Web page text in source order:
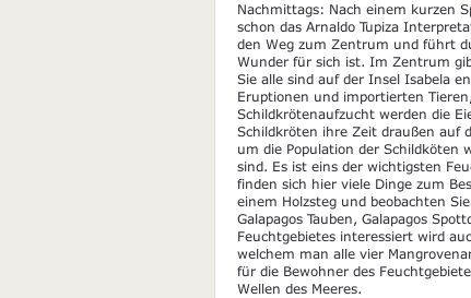
Nachmittags: Nach einem kurzen
schon das Arnaldo Tupiza
den Weg zum Zentrum und führt
Wunder für sich ist. Im Zentrum
Sie alle sind auf der Insel Isabela
Eruptionen und importierten
Schildkrötenaufzucht werden die
Schildkröten ihre Zeit draußen auf
um die Population der Schildköten
sind. Es ist eins der wichtigsten
finden sich hier viele Dinge zum
einem Holzsteg und beobachten
Galapagos Tauben, Galapagos
Feuchtgebietes interessiert wird
welchem man alle vier
für die Bewohner des
Wellen des Meeres.